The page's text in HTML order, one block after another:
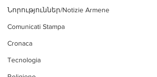
Նորություններ/Notizie Armene
Comunicati Stampa
Cronaca
Tecnologia